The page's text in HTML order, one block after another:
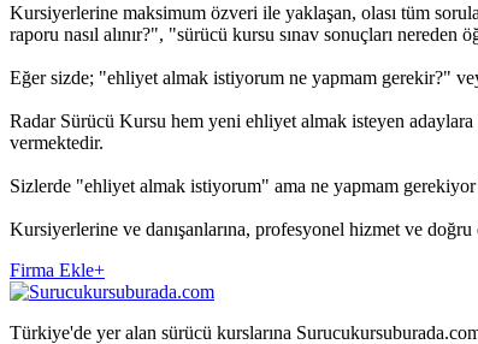
Kursiyerlerine maksimum özveri ile yaklaşan, olası tüm
raporu nasıl alınır?", "sürücü kursu sınav sonuçları
Eğer sizde; "ehliyet almak istiyorum ne yapmam gerekir?"
Radar Sürücü Kursu hem yeni ehliyet almak isteyen
vermektedir.
Sizlerde "ehliyet almak istiyorum" ama ne yapmam
Kursiyerlerine ve danışanlarına, profesyonel hizmet ve
Firma Ekle+
Türkiye'de yer alan sürücü kurslarına